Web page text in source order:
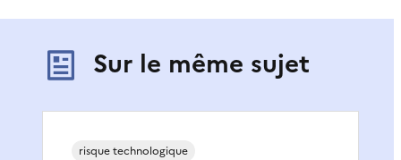
Sur le même sujet
risque technologique